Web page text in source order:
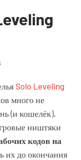
Solo Leveling
много не
(и кошелёк),
ништяки
кодов на
их до окончания